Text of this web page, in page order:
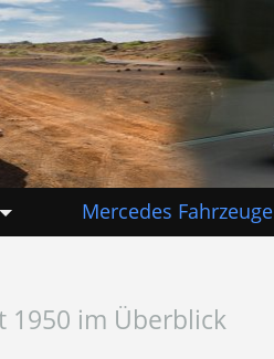
Mercedes Fahrzeuge
1950 im Überblick